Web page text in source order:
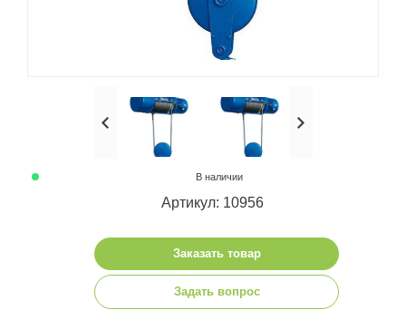
В наличии
Артикул: 10956
Заказать товар
Задать вопрос